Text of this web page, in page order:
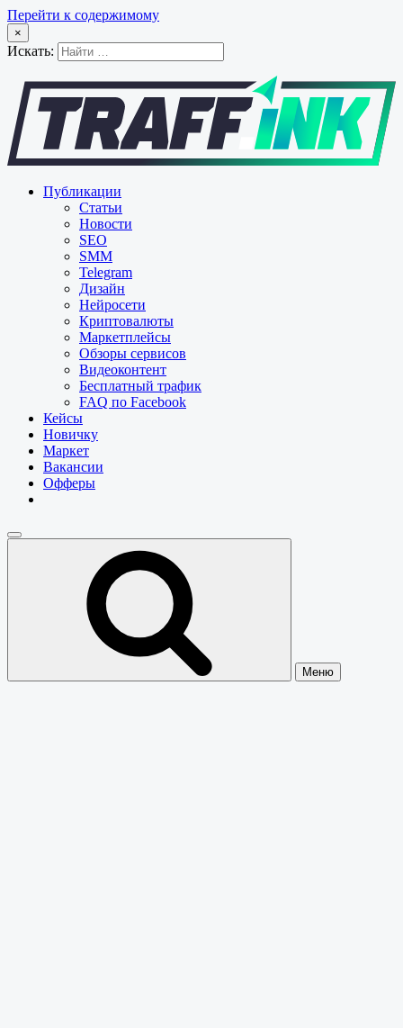
Перейти к содержимому
×
Искать:
Публикации
Статьи
Новости
SEO
SMM
Telegram
Дизайн
Нейросети
Криптовалюты
Маркетплейсы
Обзоры сервисов
Видеоконтент
Бесплатный трафик
FAQ по Facebook
Кейсы
Новичку
Маркет
Вакансии
Офферы
Меню